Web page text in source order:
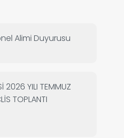
Alimi Duyurusu
2026 YILI TEMMUZ
TOPLANTI